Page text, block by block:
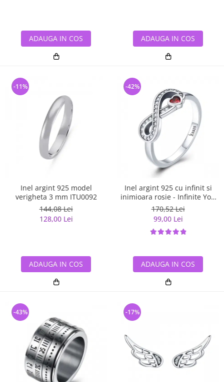
ADAUGA IN COS ADAUGA IN COS
Inel argint 925 model
verigheta 3 mm ITU0092
144,08 Lei
128,00 Lei
-11%
ADAUGA IN COS
Inel argint 925 cu infinit si
inimioara rosie - Infinite You
IST0062
170,52 Lei
99,00 Lei
-42%
ADAUGA IN COS
-43% -17%